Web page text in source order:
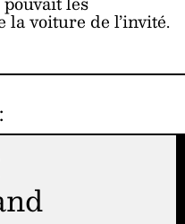
la voiture de l’invité.
: